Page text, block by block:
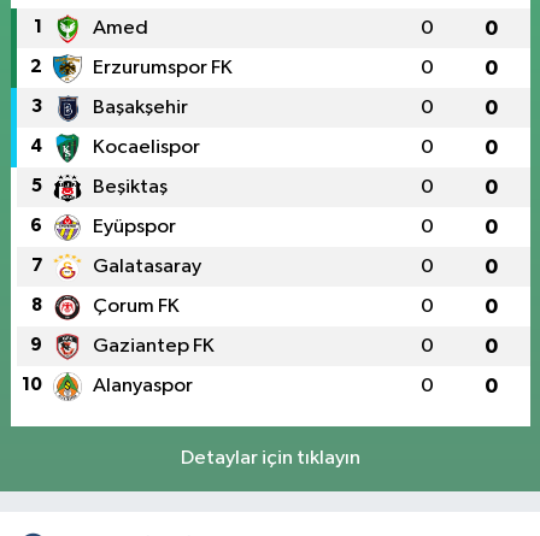
1 Amed 0 0
2 Erzurumspor FK 0 0
3 Başakşehir 0 0
4 Kocaelispor 0 0
5 Beşiktaş 0 0
6 Eyüpspor 0 0
7 Galatasaray 0 0
8 Çorum FK 0 0
9 Gaziantep FK 0 0
10 Alanyaspor 0 0
Detaylar için tıklayın